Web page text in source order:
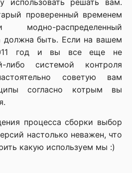
использовать решать вам.
проверенный временем
распределенный
должна быть. Если на вашем
год и вы все еще не
либо системой контроля
советую вам
согласно котрым вы
процесса сборки выбор
настолько неважен, что
какую используем мы :)